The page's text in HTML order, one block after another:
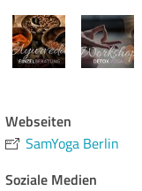
Webseiten
SamYoga Berlin
Soziale Medien